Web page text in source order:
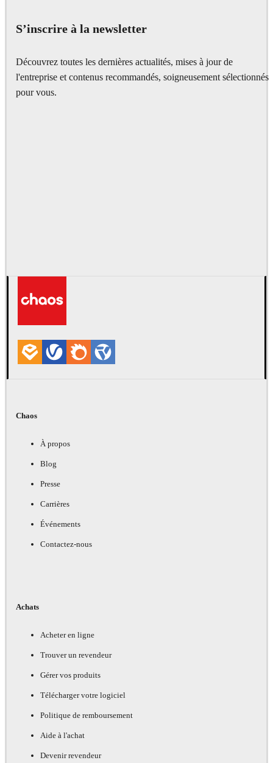
S’inscrire à la newsletter
Découvrez toutes les dernières actualités, mises à jour de
l'entreprise et contenus recommandés, soigneusement sélectionnés
pour vous.
Chaos
À propos
Blog
Presse
Carrières
Événements
Contactez-nous
Achats
Acheter en ligne
Trouver un revendeur
Gérer vos produits
Télécharger votre logiciel
Politique de remboursement
Aide à l'achat
Devenir revendeur